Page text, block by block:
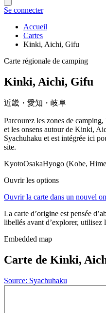
Se connecter
Accueil
Cartes
Kinki, Aichi, Gifu
Carte régionale de camping
Kinki, Aichi, Gifu
近畿・愛知・岐阜
Parcourez les zones de
et les onsens autour de Kinki,
Syachuhaku et est intégrée ici
site.
KyotoOsakaHyogo (Kobe,
Ouvrir les options
Ouvrir la carte dans un nouvel
La carte d’origine est pensée
libellés avant d’explorer, utilisez
Embedded map
Carte de Kinki,
Source: Syachuhaku